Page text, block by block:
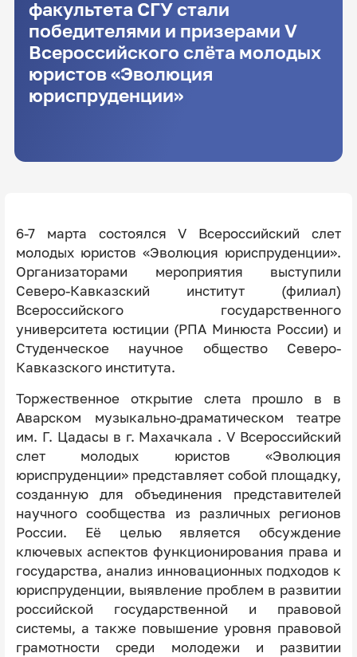
факультета СГУ стали
победителями и призерами V
Всероссийского слёта молодых
юристов «Эволюция
юриспруденции»
6-7 марта состоялся V Всероссийский слет
молодых юристов «Эволюция юриспруденции».
Организаторами мероприятия выступили
Северо-Кавказский институт (филиал)
Всероссийского государственного
университета юстиции (РПА Минюста России) и
Студенческое научное общество Северо-
Кавказского института.
Торжественное открытие слета прошло в в
Аварском музыкально-драматическом театре
им. Г. Цадасы в г. Махачкала . V Всероссийский
слет молодых юристов «Эволюция
юриспруденции» представляет собой площадку,
созданную для объединения представителей
научного сообщества из различных регионов
России. Её целью является обсуждение
ключевых аспектов функционирования права и
государства, анализ инновационных подходов к
юриспруденции, выявление проблем в развитии
российской государственной и правовой
системы, а также повышение уровня правовой
грамотности среди молодежи и развитии